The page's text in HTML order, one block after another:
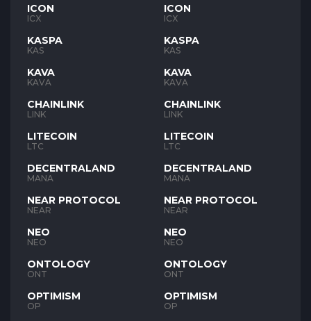
ICON
ICX
KASPA
KAS
KAVA
KAVA
CHAINLINK
LINK
LITECOIN
LTC
DECENTRALAND
MANA
NEAR PROTOCOL
NEAR
NEO
NEO
ONTOLOGY
ONT
OPTIMISM
OP
ICON
ICX
KASPA
KAS
KAVA
KAVA
CHAINLINK
LINK
LITECOIN
LTC
DECENTRALAND
MANA
NEAR PROTOCOL
NEAR
NEO
NEO
ONTOLOGY
ONT
OPTIMISM
OP